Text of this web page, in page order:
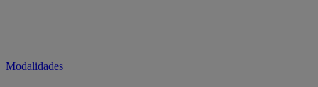
Modalidades